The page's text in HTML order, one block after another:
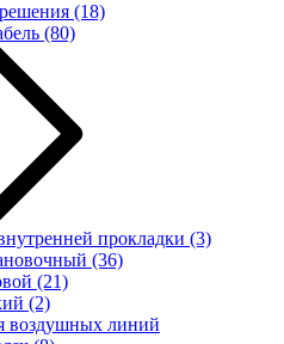
(18)
(80)
прокладки (3)
(36)
(21)
(2)
воздушных линий